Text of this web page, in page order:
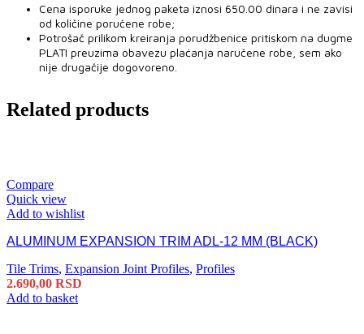
Cena isporuke jednog paketa iznosi 650.00 dinara i ne zavisi
od količine poručene robe;
Potrošač prilikom kreiranja porudžbenice pritiskom na dugme
PLATI preuzima obavezu plaćanja naručene robe, sem ako
nije drugačije dogovoreno.
Related products
Compare
Quick view
Add to wishlist
ALUMINUM EXPANSION TRIM ADL-12 MM (BLACK)
Tile Trims, Expansion Joint Profiles, Profiles
2.690,00 RSD
Add to basket